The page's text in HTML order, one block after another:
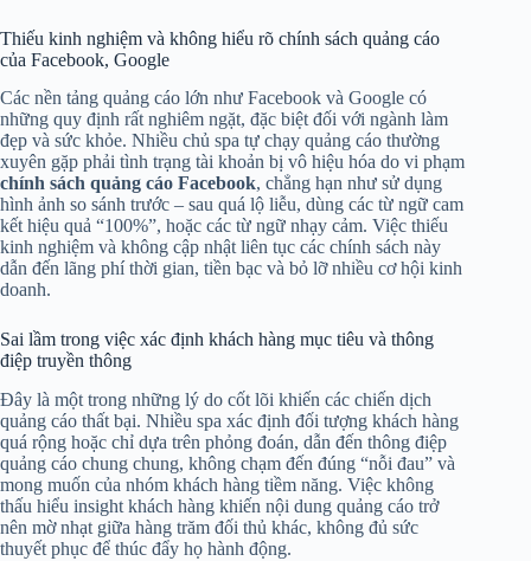
Thiếu kinh nghiệm và không hiểu rõ chính sách quảng cáo
của Facebook, Google
Các nền tảng quảng cáo lớn như Facebook và Google có
những quy định rất nghiêm ngặt, đặc biệt đối với ngành làm
đẹp và sức khỏe. Nhiều chủ spa tự chạy quảng cáo thường
xuyên gặp phải tình trạng tài khoản bị vô hiệu hóa do vi phạm
chính sách quảng cáo Facebook, chẳng hạn như sử dụng
hình ảnh so sánh trước – sau quá lộ liễu, dùng các từ ngữ cam
kết hiệu quả “100%”, hoặc các từ ngữ nhạy cảm. Việc thiếu
kinh nghiệm và không cập nhật liên tục các chính sách này
dẫn đến lãng phí thời gian, tiền bạc và bỏ lỡ nhiều cơ hội kinh
doanh.
Sai lầm trong việc xác định khách hàng mục tiêu và thông
điệp truyền thông
Đây là một trong những lý do cốt lõi khiến các chiến dịch
quảng cáo thất bại. Nhiều spa xác định đối tượng khách hàng
quá rộng hoặc chỉ dựa trên phỏng đoán, dẫn đến thông điệp
quảng cáo chung chung, không chạm đến đúng “nỗi đau” và
mong muốn của nhóm khách hàng tiềm năng. Việc không
thấu hiểu insight khách hàng khiến nội dung quảng cáo trở
nên mờ nhạt giữa hàng trăm đối thủ khác, không đủ sức
thuyết phục để thúc đẩy họ hành động.